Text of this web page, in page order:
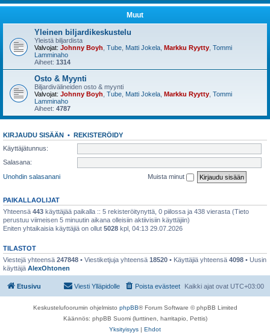
Muut
Yleinen biljardikeskustelu
Yleistä biljardista
Valvojat: Johnny Boyh Tube Matti Jokela Markku Ryytty Tommi
Lamminaho
Aiheet: 1314
Osto & Myynti
Biljardivälineiden osto & myynti
Valvojat: Johnny Boyh Tube Matti Jokela Markku Ryytty Tommi
Lamminaho
Aiheet: 4787
KIRJAUDU SISÄÄN • REKISTERÖIDY
Käyttäjätunnus:
Salasana:
Unohdin salasanani
Muista minut
PAIKALLAOLIJAT
Yhteensä 443 käyttäjää paikalla :: 5 rekisteröitynyttä, 0 piilossa ja 438 vierasta (Tieto
perustuu viimeisen 5 minuutin aikana olleisiin aktiivisiin käyttäjiin)
Eniten yhtaikaisia käyttäjiä on ollut 5028 kpl, 04:13 29.07.2026
TILASTOT
Viestejä yhteensä 247848 • Viestiketjuja yhteensä 18520 • Käyttäjiä yhteensä 4098 • Uusin
käyttäjä AlexOhtonen
Etusivu Kaikki ajat ovat UTC+03:00
Poista evästeet
Viesti Ylläpidolle
Keskustelufoorumin ohjelmisto phpBB® Forum Software © phpBB Limited
Käännös: phpBB Suomi (lurttinen, harritapio, Pettis)
Yksityisyys | Ehdot